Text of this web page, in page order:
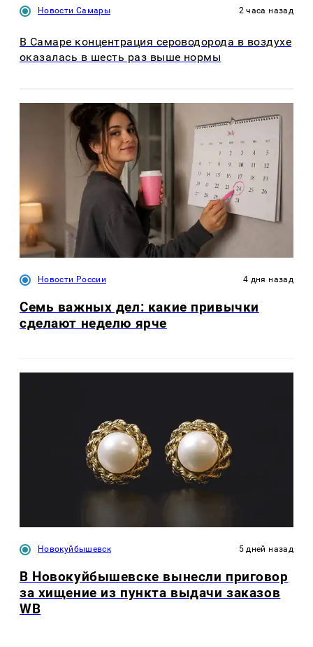
Новости Самары 2 часа назад
В Самаре концентрация сероводорода в воздухе
оказалась в шесть раз выше нормы
Новости России 4 дня назад
Семь важных дел: какие привычки
сделают неделю ярче
Новокуйбышевск 5 дней назад
В Новокуйбышевске вынесли приговор
за хищение из пункта выдачи заказов
WB